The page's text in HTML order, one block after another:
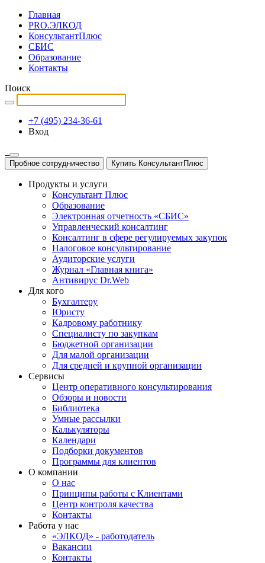
Главная
PRO.ЭЛКОД
КонсультантПлюс
СБИС
Образование
Контакты
Поиск
+7 (495) 234-36-61
Вход
Пробное сотрудничество Купить КонсультантПлюс
Продукты и услуги
Консультант Плюс
Образование
Электронная отчетность «СБИС»
Управленческий консалтинг
Консалтинг в сфере регулируемых закупок
Налоговое консультирование
Аудиторские услуги
Журнал «Главная книга»
Антивирус Dr.Web
Для кого
Бухгалтеру
Юристу
Кадровому работнику
Специалисту по закупкам
Бюджетной организации
Для малой организации
Для средней и крупной организации
Сервисы
Центр оперативного консультирования
Обзоры и новости
Библиотека
Умные рассылки
Калькуляторы
Календари
Подборки документов
Программы для клиентов
О компании
О нас
Принципы работы с Клиентами
Центр контроля качества
Контакты
Работа у нас
«ЭЛКОД» - работодатель
Вакансии
Контакты